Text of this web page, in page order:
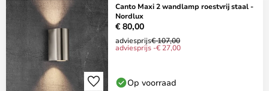
Canto Maxi 2 wandlamp roestvrij staal -
Nordlux
€ 80,00
adviesprijs€ 107,00
adviesprijs -€ 27,00
Op voorraad